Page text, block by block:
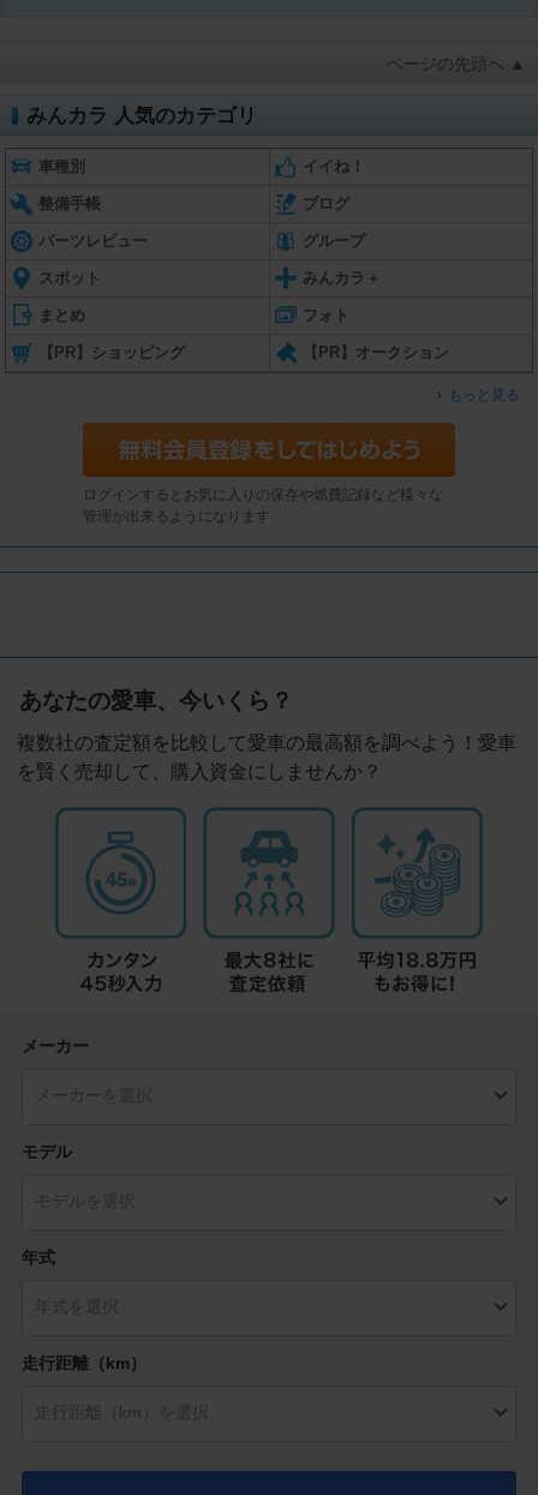
ページの先頭へ ▲
みんカラ 人気のカテゴリ
車種別 イイね！
整備手帳 ブログ
パーツレビュー グループ
スポット みんカラ＋
まとめ フォト
【PR】ショッピング 【PR】オークション
もっと見る
ログインするとお気に入りの保存や燃費記録など様々な
管理が出来るようになります
あなたの愛車、今いくら？
複数社の査定額を比較して愛車の最高額を調べよう！愛車
を賢く売却して、購入資金にしませんか？
メーカー
モデル
年式
走行距離（km）